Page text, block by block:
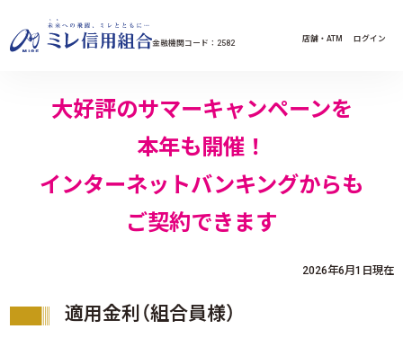
金融機関コード：2582 店舗・ATM ログイン
大好評のサマーキャンペーンを
本年も開催！
インターネットバンキングからも
ご契約できます
2026年6月1日現在
適用金利（組合員様）